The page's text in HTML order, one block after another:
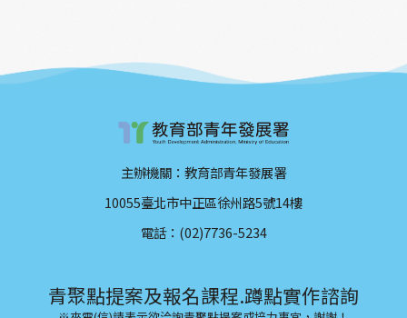
主辦機關：教育部青年發展署
10055臺北市中正區徐州路5號14樓
電話：(02)7736-5234
青聚點提案及報名課程.蹲點實作諮詢